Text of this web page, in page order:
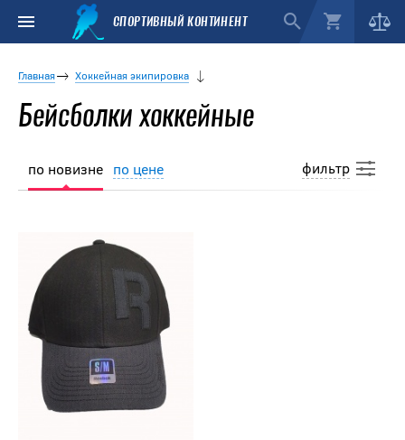
СПОРТИВНЫЙ КОНТИНЕНТ
Главная Хоккейная экипировка
Бейсболки хоккейные
фильтр
по новизне по цене